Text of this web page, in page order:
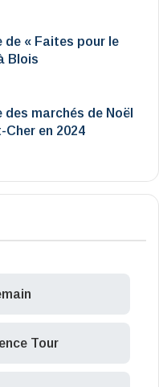
de « Faites pour le
Blois
des marchés de Noël
en 2024
Tour